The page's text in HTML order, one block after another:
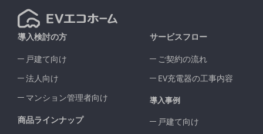
導入検討の方
戸建て向け
法人向け
マンション管理者向け
商品ラインナップ
サービスフロー
ご契約の流れ
EV充電器の工事内容
導入事例
戸建て向け